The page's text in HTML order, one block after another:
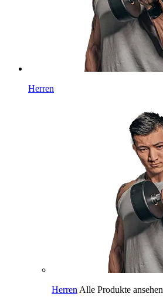
Herren
Herren Alle Produkte ansehen